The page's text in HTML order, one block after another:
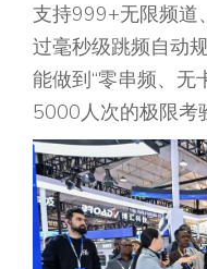
支持999+无限频道
过毫秒级跳频自动
能做到“零串频、无
5000人次的极限考